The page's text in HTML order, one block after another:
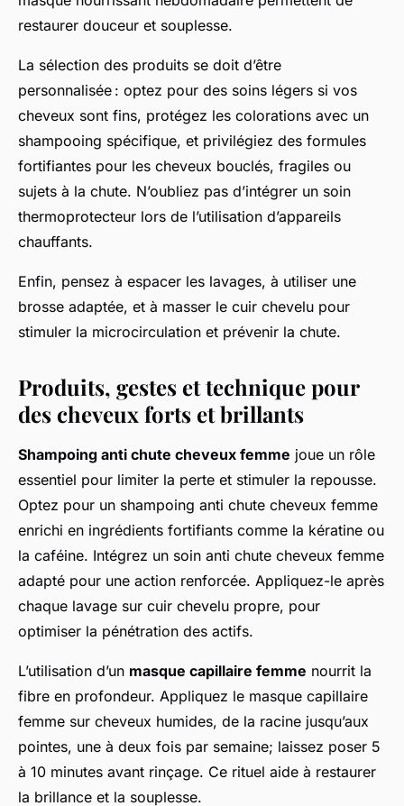
restaurer douceur et souplesse.
La sélection des produits se doit d’être
personnalisée : optez pour des soins légers si vos
cheveux sont fins, protégez les colorations avec un
shampooing spécifique, et privilégiez des formules
fortifiantes pour les cheveux bouclés, fragiles ou
sujets à la chute. N’oubliez pas d’intégrer un soin
thermoprotecteur lors de l’utilisation d’appareils
chauffants.
Enfin, pensez à espacer les lavages, à utiliser une
brosse adaptée, et à masser le cuir chevelu pour
stimuler la microcirculation et prévenir la chute.
Produits, gestes et technique pour
des cheveux forts et brillants
Shampoing anti chute cheveux femme joue un rôle
essentiel pour limiter la perte et stimuler la repousse.
Optez pour un shampoing anti chute cheveux femme
enrichi en ingrédients fortifiants comme la kératine ou
la caféine. Intégrez un soin anti chute cheveux femme
adapté pour une action renforcée. Appliquez-le après
chaque lavage sur cuir chevelu propre, pour
optimiser la pénétration des actifs.
L’utilisation d’un masque capillaire femme nourrit la
fibre en profondeur. Appliquez le masque capillaire
femme sur cheveux humides, de la racine jusqu’aux
pointes, une à deux fois par semaine; laissez poser 5
à 10 minutes avant rinçage. Ce rituel aide à restaurer
la brillance et la souplesse.